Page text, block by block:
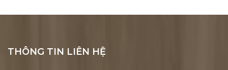
THÔNG TIN LIÊN HỆ